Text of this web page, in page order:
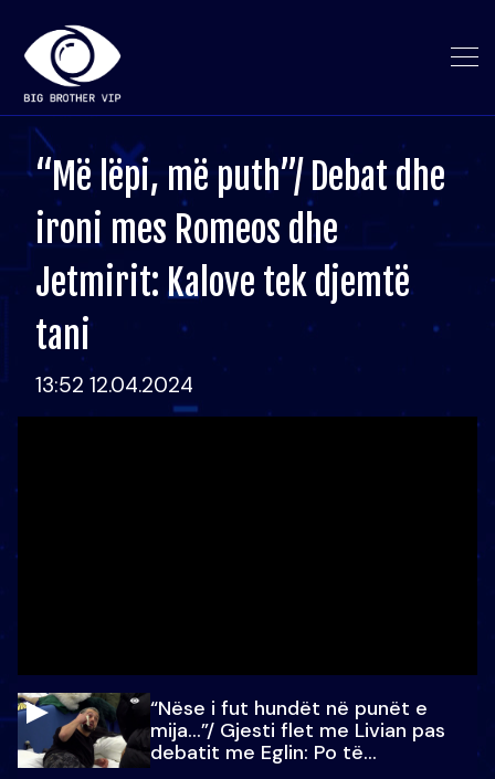
“Më lëpi, më puth”/ Debat dhe
ironi mes Romeos dhe
Jetmirit: Kalove tek djemtë
tani
13:52 12.04.2024
“Nëse i fut hundët në punët e
mija…”/ Gjesti flet me Livian pas
debatit me Eglin: Po të